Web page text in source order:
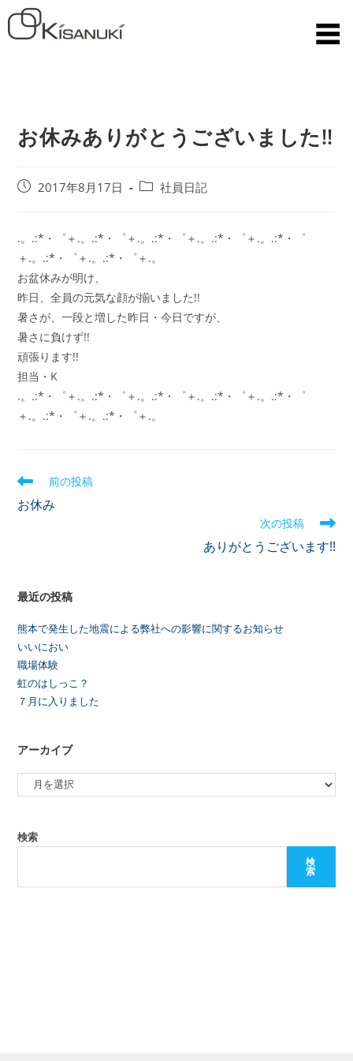
お休みありがとうございました!!
2017年8月17日 社員日記
.。.:*・゜＋.。.:*・゜＋.。.:*・゜＋.。.:*・゜＋.。.:*・゜
＋.。.:*・゜＋.。.:*・゜＋.。
お盆休みが明け、
昨日、全員の元気な顔が揃いました!!
暑さが、一段と増した昨日・今日ですが、
暑さに負けず!!
頑張ります!!
担当・K
.。.:*・゜＋.。.:*・゜＋.。.:*・゜＋.。.:*・゜＋.。.:*・゜
＋.。.:*・゜＋.。.:*・゜＋.。
前の投稿
お休み
次の投稿
ありがとうございます!!
最近の投稿
熊本で発生した地震による弊社への影響に関するお知らせ
いいにおい
職場体験
虹のはしっこ？
７月に入りました
アーカイブ
検索
検
索